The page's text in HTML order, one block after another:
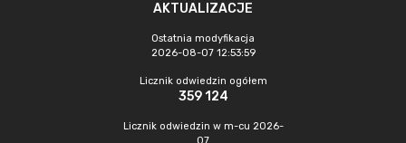
AKTUALIZACJE
Ostatnia modyfikacja
2026-08-07 12:53:59
Licznik odwiedzin ogółem
359 124
Licznik odwiedzin w m-cu 2026-